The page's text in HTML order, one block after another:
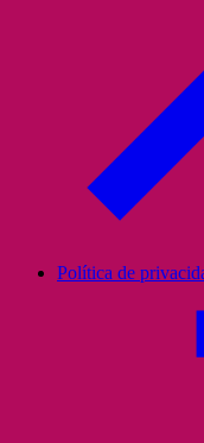
Política de